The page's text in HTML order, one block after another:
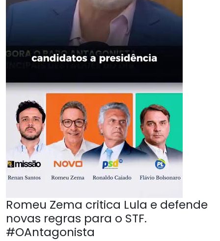
Romeu Zema critica Lula e defende
novas regras para o STF.
#OAntagonista